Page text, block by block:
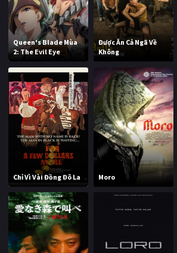
Queen's Blade Mùa
2: The Evil Eye
Được Ăn Cả Ngã Về
Không
Chỉ Vì Vài Đồng Đô La Moro